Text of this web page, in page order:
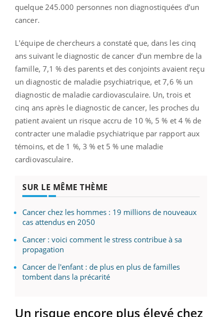
quelque 245.000 personnes non diagnostiquées d’un
cancer.
L'équipe de chercheurs a constaté que, dans les cinq
ans suivant le diagnostic de cancer d’un membre de la
famille, 7,1 % des parents et des conjoints avaient reçu
un diagnostic de maladie psychiatrique, et 7,6 % un
diagnostic de maladie cardiovasculaire. Un, trois et
cinq ans après le diagnostic de cancer, les proches du
patient avaient un risque accru de 10 %, 5 % et 4 % de
contracter une maladie psychiatrique par rapport aux
témoins, et de 1 %, 3 % et 5 % une maladie
cardiovasculaire.
SUR LE MÊME THÈME
Cancer chez les hommes : 19 millions de nouveaux
cas attendus en 2050
Cancer : voici comment le stress contribue à sa
propagation
Cancer de l'enfant : de plus en plus de familles
tombent dans la précarité
Un risque encore plus élevé chez